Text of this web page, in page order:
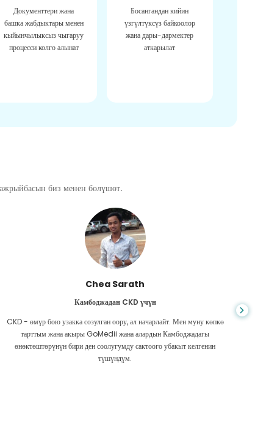
Документтери жана
башка жабдыктары менен
кыйынчылыксыз чыгаруу
процесси колго алынат
Босангандан кийин
үзгүлтүксүз байкоолор
жана дары-дармектер
аткарылат
биз менен бөлүшөт.
Chea Sarath
Камбоджадан CKD үчүн
CKD - өмүр бою узакка созулган оору, ал начарлайт. Мен муну көпкө
тарттым жана акыры GoMedii жана алардын Камбоджадагы
өнөктөштөрүнүн бири ден соолугумду сактоого убакыт келгенин
түшүндүм.